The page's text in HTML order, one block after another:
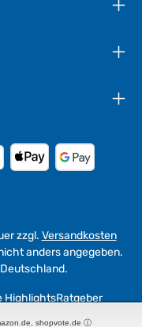
zzgl. Versandkosten
anders angegeben.
HighlightsRatgeber
shopvote.de ⓘ